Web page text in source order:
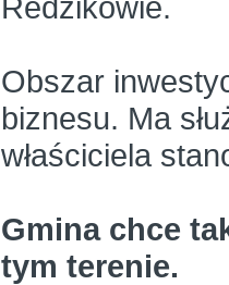
Obszar
biznesu. Ma
właściciela
Gmina chce
tym terenie.